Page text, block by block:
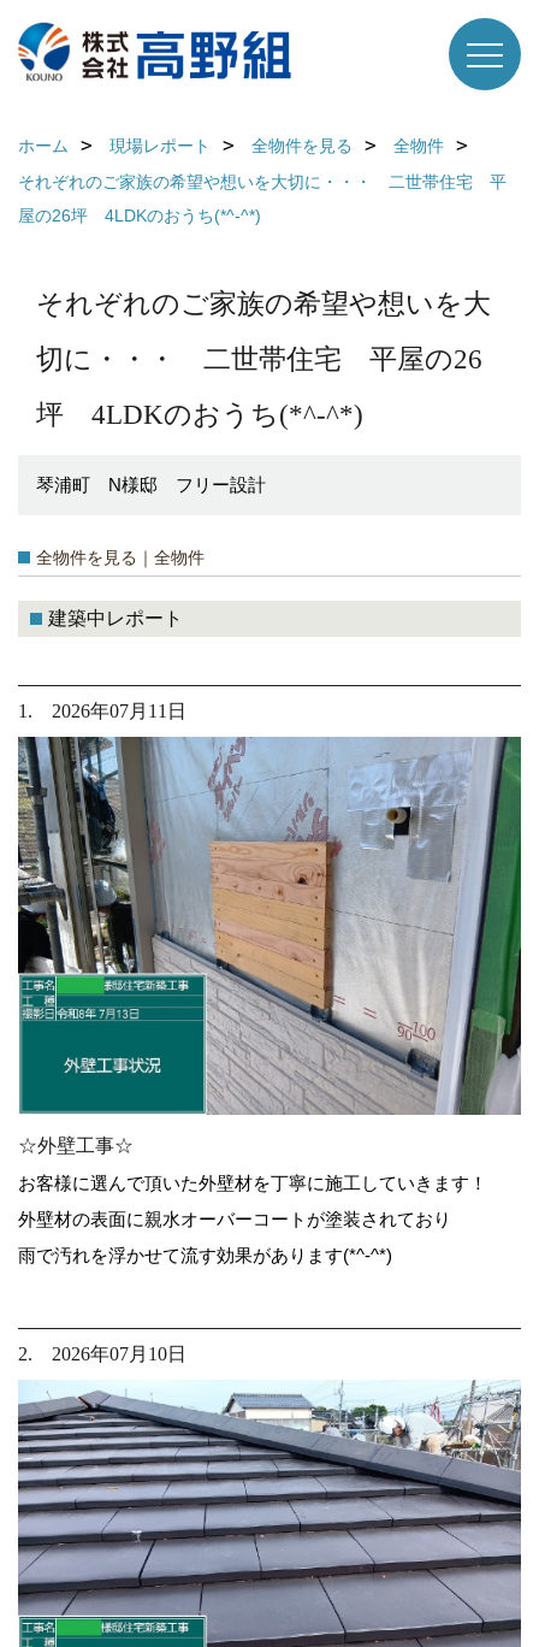
ホーム 現場レポート 全物件を見る
全物件
それぞれのご家族の希望や想いを大切に・・・ 二世帯住宅 平
屋の26坪 4LDKのおうち(*^-^*)
それぞれのご家族の希望や想いを大
切に・・・ 二世帯住宅 平屋の26
坪 4LDKのおうち(*^-^*)
琴浦町 N様邸 フリー設計
全物件を見る｜全物件
建築中レポート
1. 2026年07月11日
☆外壁工事☆
お客様に選んで頂いた外壁材を丁寧に施工していきます！
外壁材の表面に親水オーバーコートが塗装されており
雨で汚れを浮かせて流す効果があります(*^-^*)
2. 2026年07月10日